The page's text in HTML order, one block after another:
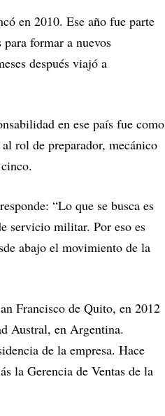
en 2010. Ese año fue parte
formar a nuevos
después viajó a
en ese país fue como
rol de preparador, mecánico
“Lo que se busca es
servicio militar. Por eso es
abajo el movimiento de la
Francisco de Quito, en 2012
Austral, en Argentina.
de la empresa. Hace
la Gerencia de Ventas de la